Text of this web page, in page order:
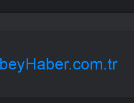
Sibel Tan Çetinkaya kazandı